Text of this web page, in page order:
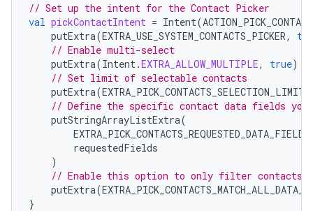
// Set up the intent for the Contact Picker
val pickContactIntent = Intent(
putExtra(EXTRA_USE_SYSTEM_CONTACTS_PICKER,
// Enable multi-select
putExtra(Intent.EXTRA_ALLOW_MULTIPLE, true)
// Set limit of selectable contacts
putExtra(EXTRA_PICK_CONTACTS_SELECTION_LIMIT
// Define the specific contact data fields you
putStringArrayListExtra(
EXTRA_PICK_CONTACTS_REQUESTED_DATA_FIELDS
requestedFields
)
// Enable this option to only filter contacts
putExtra(
}